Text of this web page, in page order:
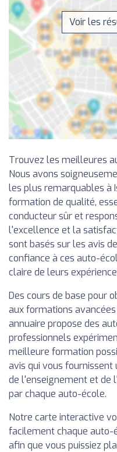
Voir les
Trouvez les meilleures
Nous avons
les plus remarquables à
formation de qualité,
conducteur sûr et
l'excellence et la
sont basés sur les avis
confiance à ces auto-
claire de leurs
Des cours de base pour
aux formations
annuaire propose des
professionnels
meilleure formation
avis qui vous
de l'enseignement et de
par chaque auto-école.
Notre carte interactive
facilement chaque auto-
afin que vous puissiez